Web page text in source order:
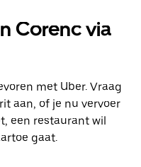
Corenc via
met Uber. Vraag
aan, of je nu vervoer
een restaurant wil
gaat.